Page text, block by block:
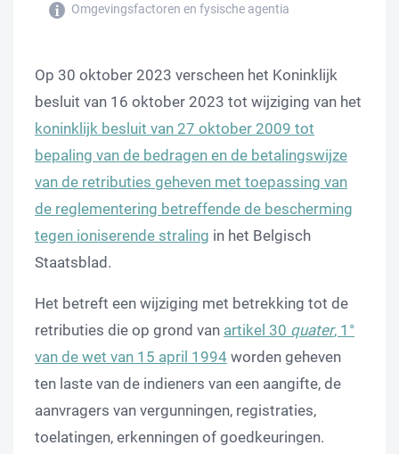
Omgevingsfactoren en fysische agentia
Op 30 oktober 2023 verscheen het Koninklijk
besluit van 16 oktober 2023 tot wijziging van het
koninklijk besluit van 27 oktober 2009 tot
bepaling van de bedragen en de betalingswijze
van de retributies geheven met toepassing van
de reglementering betreffende de bescherming
tegen ioniserende straling in het Belgisch
Staatsblad.
Het betreft een wijziging met betrekking tot de
retributies die op grond van artikel 30 quater, 1°
van de wet van 15 april 1994 worden geheven
ten laste van de indieners van een aangifte, de
aanvragers van vergunningen, registraties,
toelatingen, erkenningen of goedkeuringen.